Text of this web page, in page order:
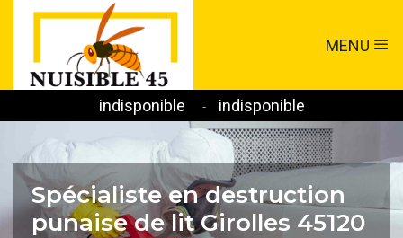
MENU
indisponible - indisponible
Spécialiste en destruction
punaise de lit Girolles 45120